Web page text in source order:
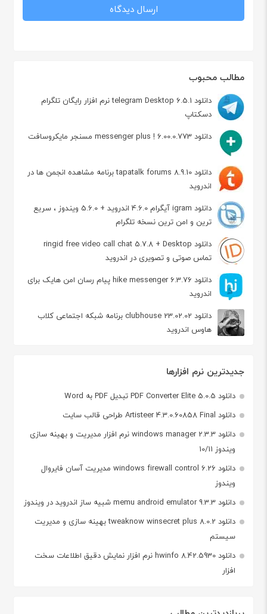
مطالب محبوب
دانلود telegram Desktop 6.5.1 نرم افزار رایگان تلگرام
دسکتاپ
دانلود messenger plus ! 6.00.0.773 مسنجر مایکروسافت
دانلود tapatalk forums 8.9.10 برنامه مشاهده انجمن ها در
اندروید
دانلود igram آیگرام 4.6.0 اندروید + 5.6.0 ویندوز ، سریع
ترین و امن ترین نسخه تلگرام
دانلود ringid free video call chat 5.7.8 + Desktop
تماس صوتی و تصویری در اندروید
دانلود hike messenger 6.3.76 پیام‌ رسان‌ امن هایک برای
اندروید
دانلود clubhouse 23.02.02 برنامه شبکه اجتماعی کلاب
هاوس اندروید
جدیدترین نرم افزارها
دانلود PDF Converter Elite 5.0.5 تبدیل PDF به Word
دانلود Artisteer 4.3.0.60858 Final طراحی قالب سایت
دانلود windows manager 2.3.3 نرم افزار مدیریت و بهینه سازی
ویندوز 10/11
دانلود windows firewall control 6.26 مدیریت آسان فایروال
ویندوز
دانلود memu android emulator 9.3.3 شبیه ساز اندروید در ویندوز
دانلود tweaknow winsecret plus 8.0.2 بهینه سازی و مدیریت
سیستم
دانلود hwinfo 8.42.5930 نرم افزار نمایش دقیق اطلاعات سخت
افزار